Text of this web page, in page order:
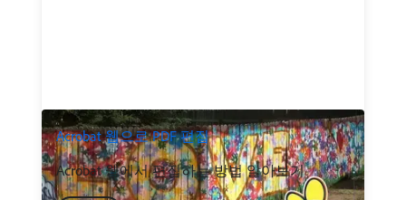
Acrobat 웹으로 PDF 편집
Acrobat 웹에서 편집하는 방법 알아보기